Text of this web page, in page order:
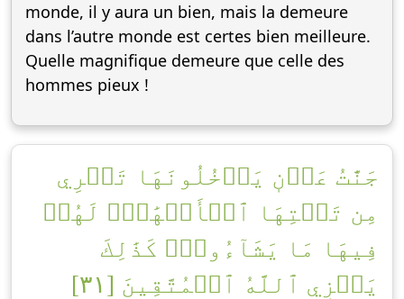
monde, il y aura un bien, mais la demeure
dans l’autre monde est certes bien meilleure.
Quelle magnifique demeure que celle des
hommes pieux !
جَنَّٰتُ عَدۡنٖ يَدۡخُلُونَهَا تَجۡرِي
مِن تَحۡتِهَا ٱلۡأَنۡهَٰرُۖ لَهُمۡ
فِيهَا مَا يَشَآءُونَۚ كَذَٰلِكَ
يَجۡزِي ٱللَّهُ ٱلۡمُتَّقِينَ [٣١]